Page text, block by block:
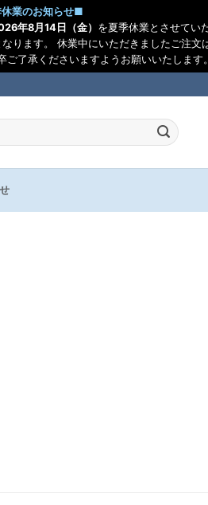
業のお知らせ■
年8月14日（金） を夏季休業とさせてい
ます。 休業中にいただきましたご注文
了承くださいますようお願いいたします。